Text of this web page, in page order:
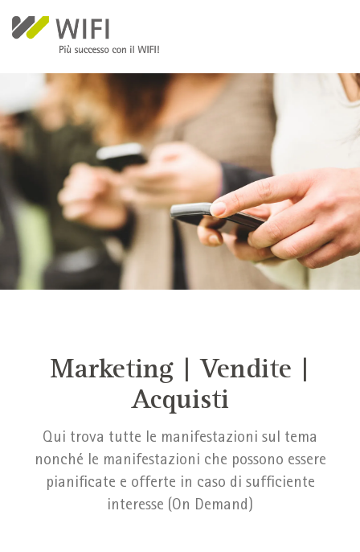
Marketing | Vendite |
Acquisti
Qui trova tutte le manifestazioni sul tema
nonché le manifestazioni che possono essere
pianificate e offerte in caso di sufficiente
interesse (On Demand)